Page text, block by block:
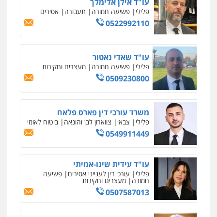
פלילי פשיעה חמורה תעבורה אסירים
0522992110
עו"ד שאדי נאטור
פלילי פשיעה חמורה מעצרים וחקירות
0509230800
משרד עורכי דין פארס פלאח
פלילי צבאי צווארון לבן והונאה ביטוח לאומי
0549911449
עו"ד עידית שינו-אמיתי
פלילי עורכי דין לענייני אסירים פשיעה
חמורה מעצרים וחקירות
0507587013